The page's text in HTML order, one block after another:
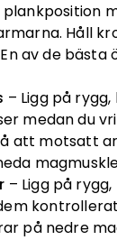
plankposition
Håll
av de bästa
– Ligg på
medan du
att motsatt
– Ligg på
på nedre